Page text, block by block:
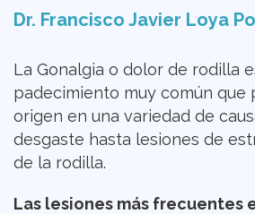
Dr. Francisco Javier Loya
La Gonalgia o dolor de rodilla
padecimiento muy común que
origen en una variedad de
desgaste hasta lesiones de
de la rodilla.
Las lesiones más frecuentes